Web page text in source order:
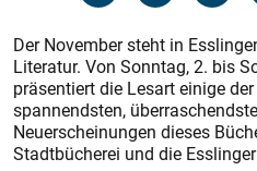
Der November steht in
Literatur. Von Sonntag, 2. bis
präsentiert die Lesart einige
spannendsten,
Neuerscheinungen dieses
Stadtbücherei und die